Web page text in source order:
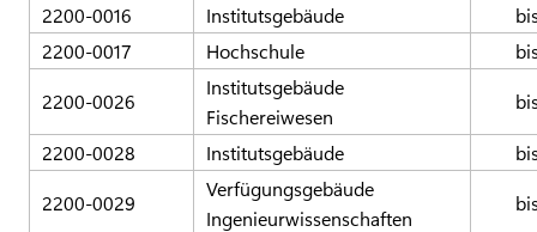
2200-0016
Institutsgebäude
2200-0017
Hochschule
2200-0026
Institutsgebäude
Fischereiwesen
2200-0028 Institutsgebäude
2200-0029
Verfügungsgebäude
Ingenieurwissenschaften